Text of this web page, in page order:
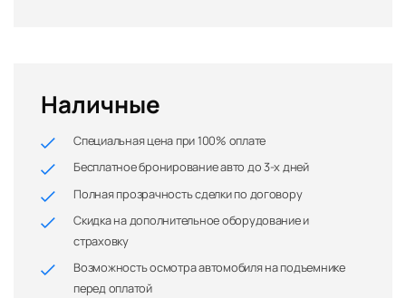
Наличные
Специальная цена при 100% оплате
Бесплатное бронирование авто до 3-х дней
Полная прозрачность сделки по договору
Скидка на дополнительное оборудование и
страховку
Возможность осмотра автомобиля на подъемнике
перед оплатой